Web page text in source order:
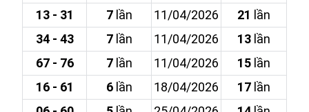
13 - 31
7lần 11/04/2026 21 lần
34 - 43
7lần 11/04/2026 13 lần
67 - 76
7lần 11/04/2026 15 lần
16 - 61
6lần 18/04/2026 17 lần